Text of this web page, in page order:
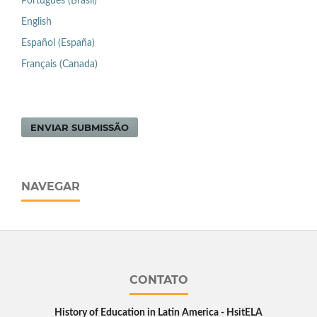
English
Español (España)
Français (Canada)
ENVIAR SUBMISSÃO
NAVEGAR
CONTATO
History of Education in Latin America - HsitELA